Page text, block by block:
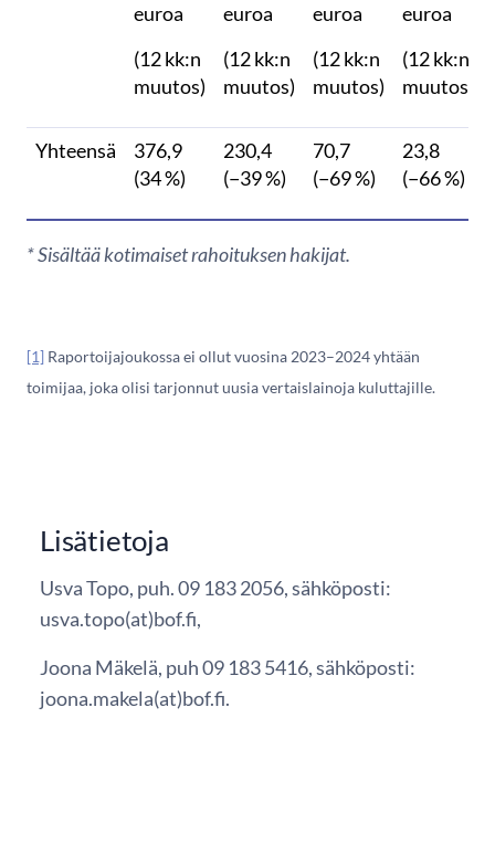
euroa
(12 kk:n
muutos)
euroa
(12 kk:n
muutos)
euroa
(12 kk:n
muutos)
euroa
(12 kk:n
muutos)
Yhteensä
376,9
(34 %)
230,4
(−39 %)
70,7
(−69 %)
23,8
(−66 %)
* Sisältää kotimaiset rahoituksen hakijat.
[1] Raportoijajoukossa ei ollut vuosina 2023–2024 yhtään
toimijaa, joka olisi tarjonnut uusia vertaislainoja kuluttajille.
Lisätietoja
Usva Topo, puh. 09 183 2056, sähköposti:
usva.topo(at)bof.fi,
Joona Mäkelä, puh 09 183 5416, sähköposti:
joona.makela(at)bof.fi.